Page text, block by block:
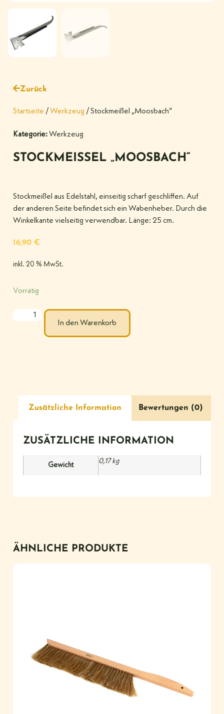
Zurück
Startseite /Werkzeug / Stockmeißel „Moosbach“
Kategorie:Werkzeug
STOCKMEISSEL „MOOSBACH“
Stockmeißel aus Edelstahl, einseitig scharf geschliffen. Auf
der anderen Seite befindet sich ein Wabenheber. Durch die
Winkelkante vielseitig verwendbar. Länge: 25 cm.
16,90 €
inkl. 20 % MwSt.
Vorrätig
In den Warenkorb
Zusätzliche Information Bewertungen (0)
ZUSÄTZLICHE INFORMATION
Gewicht
0,17 kg
ÄHNLICHE PRODUKTE